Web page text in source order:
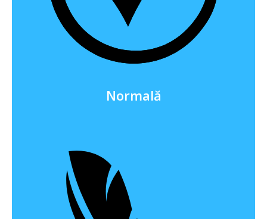
Normală